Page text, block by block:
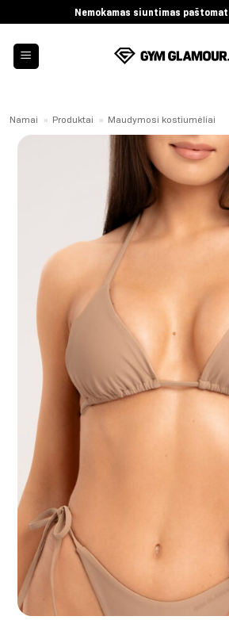
to
content
Nemokamas siuntimas
Namai » Produktai » Maudymosi kostiumėliai